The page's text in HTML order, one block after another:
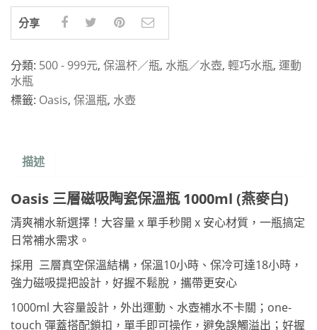
分享
分類: 500 - 999元, 保溫杯／瓶, 水瓶／水壺, 輕巧水瓶, 運動
水瓶
標籤: Oasis, 保溫瓶, 水壺
描述
Oasis 三層磁吸陶瓷保溫瓶 1000ml (燕麥白)
清爽補水新選擇！大容量 x 單手秒開 x 安心材質，一瓶搞定
日常補水需求。
採用 三層真空保溫結構，保溫10小時、保冷可達18小時，
強力磁吸提把設計，好握不鬆脫，攜帶更安心
1000ml 大容量設計，外出運動、水壺補水不卡關；one-
touch 彈蓋搭配鎖扣，單手即可操作，避免誤觸溢出；好握